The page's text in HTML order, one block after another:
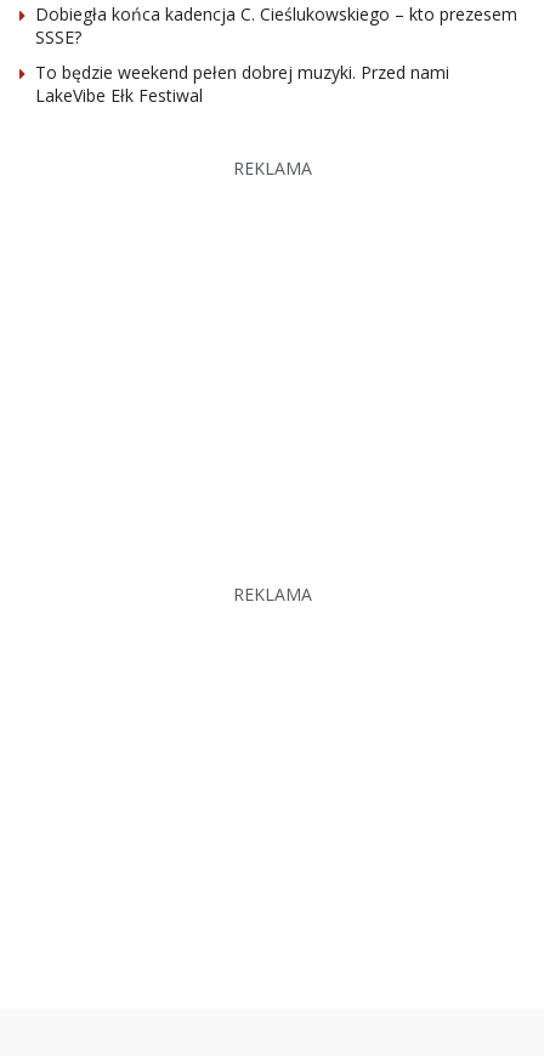
Dobiegła końca kadencja C. Cieślukowskiego – kto prezesem
SSSE?
To będzie weekend pełen dobrej muzyki. Przed nami
LakeVibe Ełk Festiwal
REKLAMA
REKLAMA